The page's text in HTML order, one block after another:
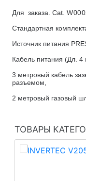
Для заказа. Cat
Стандартная
Источник питания
Кабель питания (Дл. 4
3 метровый кабель
разъемом,
2 метровый газовый
ТОВАРЫ